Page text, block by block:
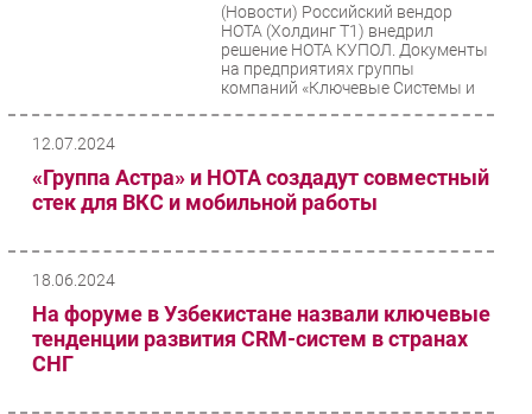
(Новости) Российский вендор
НОТА (Холдинг Т1) внедрил
решение НОТА КУПОЛ. Документы
на предприятиях группы
компаний «Ключевые Системы и
12.07.2024
«Группа Астра» и НОТА создадут совместный
стек для ВКС и мобильной работы
18.06.2024
На форуме в Узбекистане назвали ключевые
тенденции развития CRM-систем в странах
СНГ